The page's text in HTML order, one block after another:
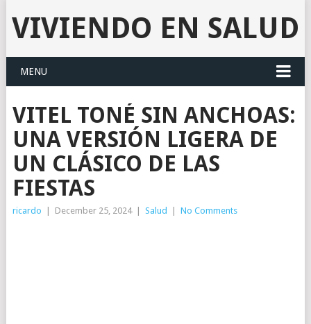
VIVIENDO EN SALUD
MENU
VITEL TONÉ SIN ANCHOAS:
UNA VERSIÓN LIGERA DE
UN CLÁSICO DE LAS
FIESTAS
ricardo December 25, 2024 Salud No Comments